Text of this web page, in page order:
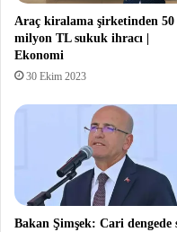
Araç kiralama şirketinden 50
milyon TL sukuk ihracı |
Ekonomi
30 Ekim 2023
Bakan Şimşek: Cari dengede